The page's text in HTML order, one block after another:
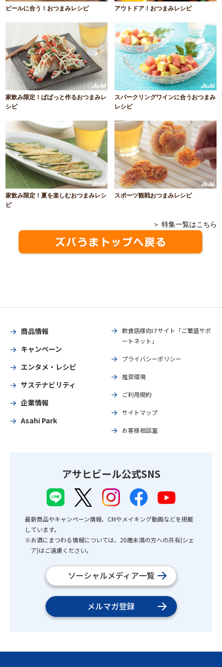
ビールに合う！おつまみレシピ アウトドア！おつまみレシピ
家飲み限定！ぱぱっと作るおつまみレ
シピ
スパークリングワインに合うおつまみ
レシピ
家飲み限定！夏を楽しむおつまみレシ
ピ
スポーツ観戦おつまみレシピ
＞ 特集一覧はこちら
商品情報
キャンペーン
エンタメ・レシピ
サステナビリティ
企業情報
Asahi Park
飲食店様向けサイト「ご繁盛サポ
ートネット」
プライバシーポリシー
推奨環境
ご利用規約
サイトマップ
お客様相談室
アサヒビール公式SNS
最新商品やキャンペーン情報、CMやメイキング動画などを掲載
しています。
※お酒にまつわる情報については、20歳未満の方への共有(シェ
ア)はご遠慮ください。
ソーシャルメディア一覧
メルマガ登録